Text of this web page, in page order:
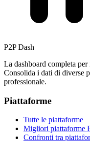
P2P Dash
La dashboard completa
Consolida i dati di diverse
professionale.
Piattaforme
Tutte le piattaforme
Migliori piattaforme
Confronti tra